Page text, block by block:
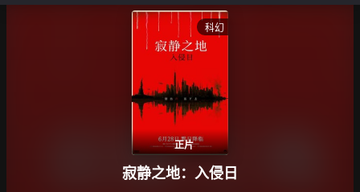
科幻
正片
寂静之地：入侵日